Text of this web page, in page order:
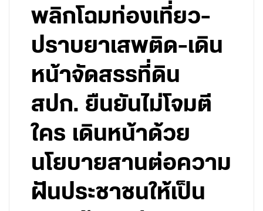
พลิกโฉมท่องเที่ยว-
ปราบยาเสพติด-เดิน
หน้าจัดสรรที่ดิน
สปก. ยืนยันไม่โจมตี
ใคร เดินหน้าด้วย
นโยบายสานต่อความ
ฝันประชาชนให้เป็น